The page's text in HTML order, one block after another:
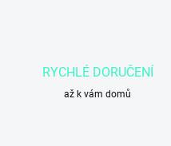
RYCHLÉ DORUČENÍ
až k vám domů